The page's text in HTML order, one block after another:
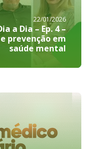
22/01/2026
a Dia – Ep. 4 –
prevenção em
saúde mental